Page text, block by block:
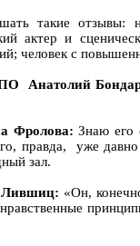
такие отзывы:
актер и
человек с
Анатолий
Фролова: Знаю его
правда, уже давно
зал.
Лившиц: «Он,